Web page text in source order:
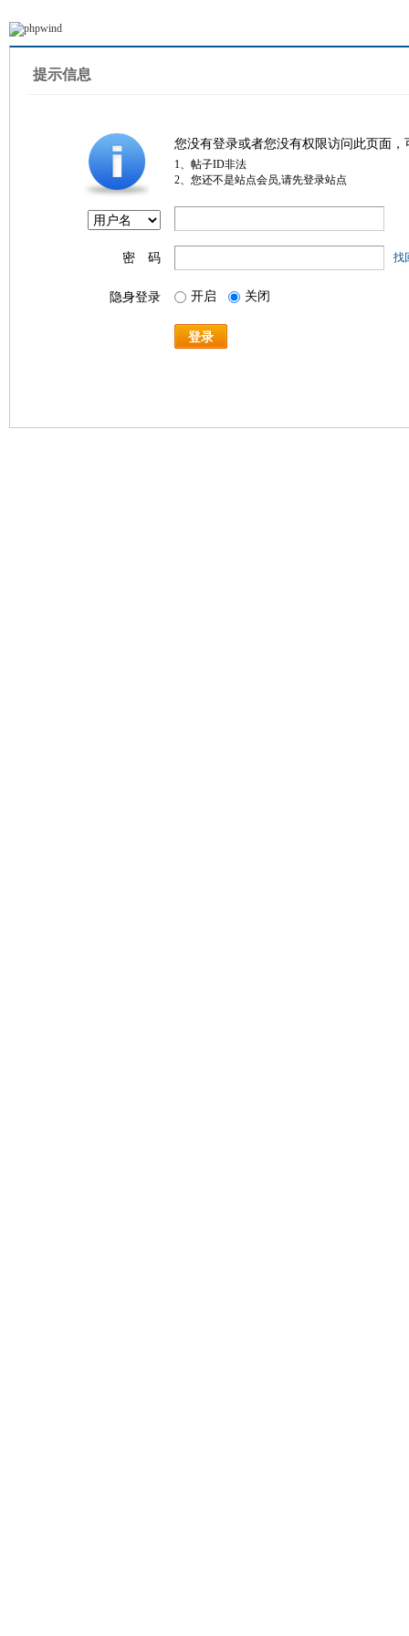
提示信息
您没有登录或者您没有权限访问此页面
1、帖子ID非法
2、您还不是站点会员,请先登录站点
密 码 找
隐身登录 开启 关闭
登录